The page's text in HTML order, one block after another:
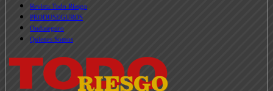
Revista Todo Riesgo
PRODUSEGUROS
Ondaseguro
Quienes Somos